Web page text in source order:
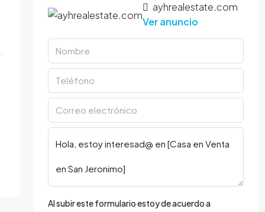
ayhrealestate.com
Ver anuncio
Al subir este formulario estoy de acuerdo a